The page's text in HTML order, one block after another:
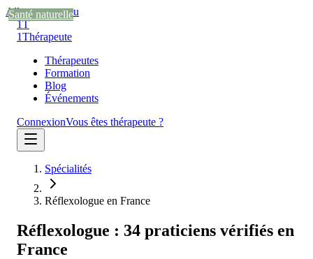
Aller au contenu
1T
1Thérapeute
Thérapeutes
Formation
Blog
Événements
ConnexionVous êtes thérapeute ?
Spécialités
Réflexologue en France
Réflexologue : 34 praticiens vérifiés en
France
Santé naturelle
Santé naturelle
Santé naturelle